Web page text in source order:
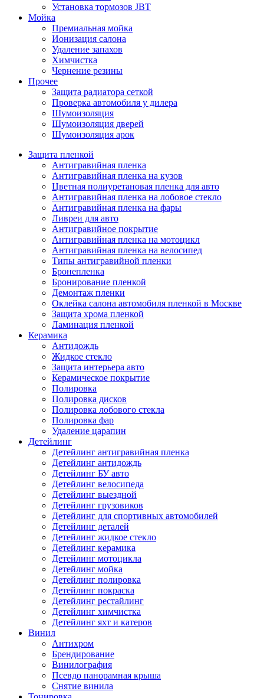
Установка тормозов JBT
Мойка
Премиальная мойка
Ионизация салона
Удаление запахов
Химчистка
Чернение резины
Прочее
Защита радиатора сеткой
Проверка автомобиля у дилера
Шумоизоляция
Шумоизоляция дверей
Шумоизоляция арок
Защита пленкой
Антигравийная пленка
Антигравийная пленка на кузов
Цветная полиуретановая пленка для авто
Антигравийная пленка на лобовое стекло
Антигравийная пленка на фары
Ливреи для авто
Антигравийное покрытие
Антигравийная пленка на мотоцикл
Антигравийная пленка на велосипед
Типы антигравийной пленки
Бронепленка
Бронирование пленкой
Демонтаж пленки
Оклейка салона автомобиля пленкой в Москве
Защита хрома пленкой
Ламинация пленкой
Керамика
Антидождь
Жидкое стекло
Защита интерьера авто
Керамическое покрытие
Полировка
Полировка дисков
Полировка лобового стекла
Полировка фар
Удаление царапин
Детейлинг
Детейлинг антигравийная пленка
Детейлинг антидождь
Детейлинг БУ авто
Детейлинг велосипеда
Детейлинг выездной
Детейлинг грузовиков
Детейлинг для спортивных автомобилей
Детейлинг деталей
Детейлинг жидкое стекло
Детейлинг керамика
Детейлинг мотоцикла
Детейлинг мойка
Детейлинг полировка
Детейлинг покраска
Детейлинг рестайлинг
Детейлинг химчистка
Детейлинг яхт и катеров
Винил
Антихром
Брендирование
Винилография
Псевдо панорамная крыша
Снятие винила